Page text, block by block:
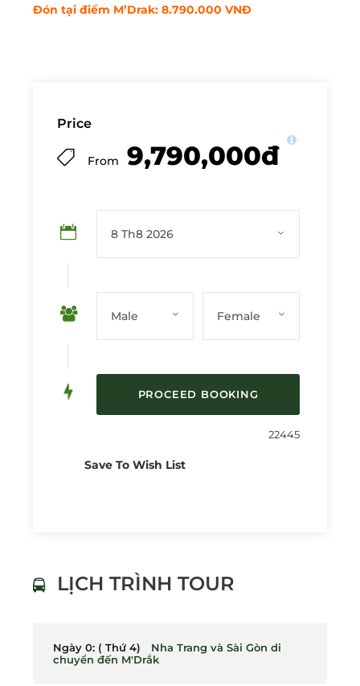
Đón tại điểm M’Drak: 8.790.000 VNĐ
Price
From 9,790,000đ
Save To Wish List
22445
LỊCH TRÌNH TOUR
Ngày 0: ( Thứ 4)
Nha Trang và Sài Gòn di
chuyển đến M'Drắk